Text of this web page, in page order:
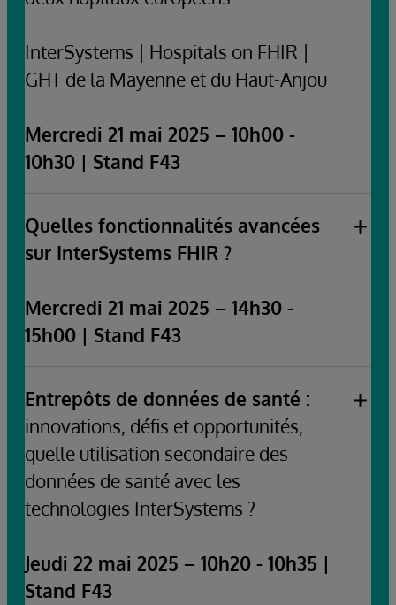
InterSystems | Hospitals on FHIR |
GHT de la Mayenne et du Haut-Anjou
Mercredi 21 mai 2025 – 10h00 -
10h30 | Stand F43
Luc Chatty, CEO Fyrstain & Ambassadeur
Hospitals On FHIR
Mayenne et du Haut-Anjou
Quelles fonctionnalités avancées
sur InterSystems FHIR ?
Mercredi 21 mai 2025 – 14h30 -
15h00 | Stand F43
Guillaume Rongier, Expert Plateforme de
Données
Entrepôts de données de santé :
innovations, défis et opportunités,
quelle utilisation secondaire des
données de santé avec les
technologies InterSystems ?
Jeudi 22 mai 2025 – 10h20 - 10h35 |
Stand F43